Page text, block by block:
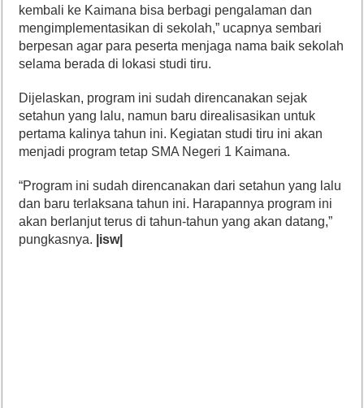
kembali ke Kaimana bisa berbagi pengalaman dan
mengimplementasikan di sekolah,” ucapnya sembari
berpesan agar para peserta menjaga nama baik sekolah
selama berada di lokasi studi tiru.
Dijelaskan, program ini sudah direncanakan sejak
setahun yang lalu, namun baru direalisasikan untuk
pertama kalinya tahun ini. Kegiatan studi tiru ini akan
menjadi program tetap SMA Negeri 1 Kaimana.
“Program ini sudah direncanakan dari setahun yang lalu
dan baru terlaksana tahun ini. Harapannya program ini
akan berlanjut terus di tahun-tahun yang akan datang,”
pungkasnya. |isw|